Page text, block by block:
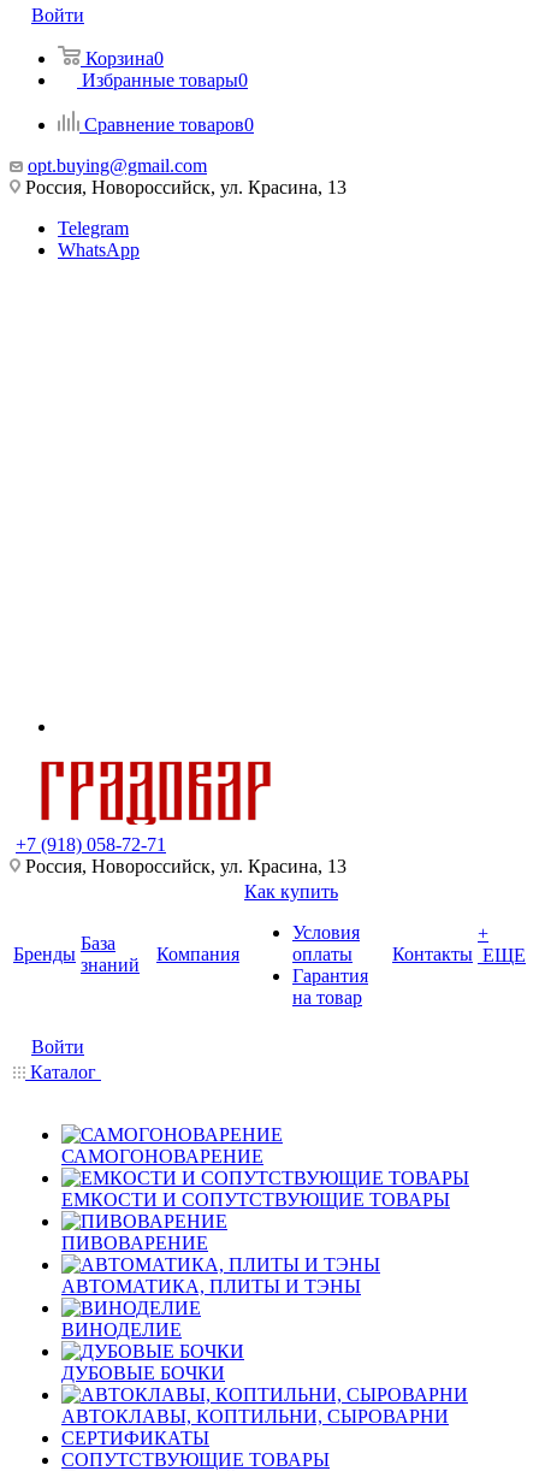
Войти
Корзина0
Избранные товары0
Сравнение товаров0
opt.buying@gmail.com
Россия, Новороссийск, ул. Красина, 13
Telegram
WhatsApp
+7 (918) 058-72-71
Россия, Новороссийск, ул. Красина, 13
Бренды
База
знаний
Компания
Как купить
Условия
оплаты
Гарантия
на товар
Контакты
+
ЕЩЕ
Войти
Каталог
САМОГОНОВАРЕНИЕ
ЕМКОСТИ И СОПУТСТВУЮЩИЕ ТОВАРЫ
ПИВОВАРЕНИЕ
АВТОМАТИКА, ПЛИТЫ И ТЭНЫ
ВИНОДЕЛИЕ
ДУБОВЫЕ БОЧКИ
АВТОКЛАВЫ, КОПТИЛЬНИ, СЫРОВАРНИ
СЕРТИФИКАТЫ
СОПУТСТВУЮЩИЕ ТОВАРЫ